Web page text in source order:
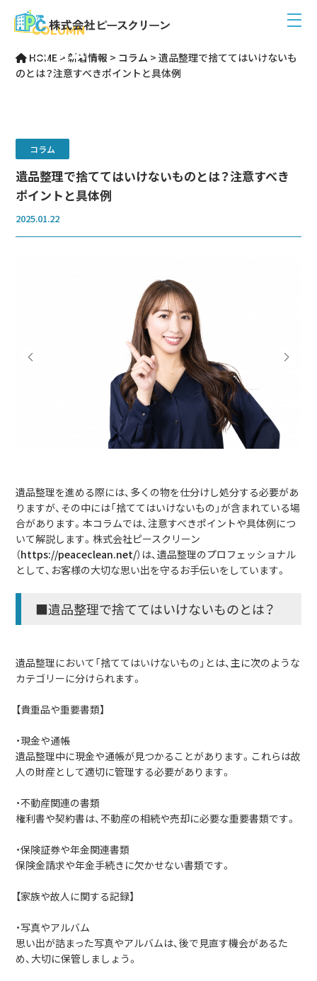
COLUMN
コラム
HOME >新着情報 > コラム >遺品整理で捨ててはいけないも
のとは？注意すべきポイントと具体例
コラム
遺品整理で捨ててはいけないものとは？注意すべき
ポイントと具体例
2025.01.22
遺品整理を進める際には、多くの物を仕分けし処分する必要があ
りますが、その中には「捨ててはいけないもの」が含まれている場
合があります。本コラムでは、注意すべきポイントや具体例につ
いて解説します。株式会社ピースクリーン
（https://peaceclean.net/）は、遺品整理のプロフェッショナル
として、お客様の大切な思い出を守るお手伝いをしています。
■遺品整理で捨ててはいけないものとは？
遺品整理において「捨ててはいけないもの」とは、主に次のような
カテゴリーに分けられます。
【貴重品や重要書類】
・現金や通帳
遺品整理中に現金や通帳が見つかることがあります。これらは故
人の財産として適切に管理する必要があります。
・不動産関連の書類
権利書や契約書は、不動産の相続や売却に必要な重要書類です。
・保険証券や年金関連書類
保険金請求や年金手続きに欠かせない書類です。
【家族や故人に関する記録】
・写真やアルバム
思い出が詰まった写真やアルバムは、後で見直す機会があるた
め、大切に保管しましょう。